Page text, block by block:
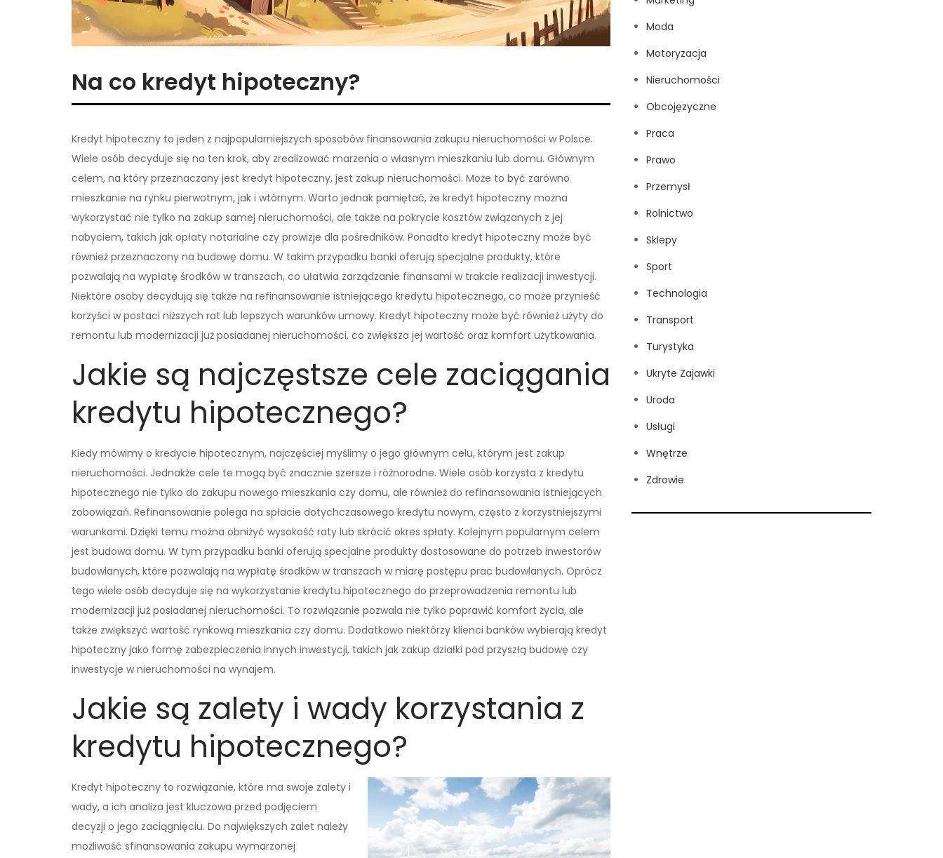
Na co kredyt hipoteczny?
Kredyt hipoteczny to jeden z najpopularniejszych sposobów finansowania zakupu nieruchomości w Polsce.
Wiele osób decyduje się na ten krok, aby zrealizować marzenia o własnym mieszkaniu lub domu. Głównym
celem, na który przeznaczany jest kredyt hipoteczny, jest zakup nieruchomości. Może to być zarówno
mieszkanie na rynku pierwotnym, jak i wtórnym. Warto jednak pamiętać, że kredyt hipoteczny można
wykorzystać nie tylko na zakup samej nieruchomości, ale także na pokrycie kosztów związanych z jej
nabyciem, takich jak opłaty notarialne czy prowizje dla pośredników. Ponadto kredyt hipoteczny może być
również przeznaczony na budowę domu. W takim przypadku banki oferują specjalne produkty, które
pozwalają na wypłatę środków w transzach, co ułatwia zarządzanie finansami w trakcie realizacji inwestycji.
Niektóre osoby decydują się także na refinansowanie istniejącego kredytu hipotecznego, co może przynieść
korzyści w postaci niższych rat lub lepszych warunków umowy. Kredyt hipoteczny może być również użyty do
remontu lub modernizacji już posiadanej nieruchomości, co zwiększa jej wartość oraz komfort użytkowania.
Jakie są najczęstsze cele zaciągania
kredytu hipotecznego?
Kiedy mówimy o kredycie hipotecznym, najczęściej myślimy o jego głównym celu, którym jest zakup
nieruchomości. Jednakże cele te mogą być znacznie szersze i różnorodne. Wiele osób korzysta z kredytu
hipotecznego nie tylko do zakupu nowego mieszkania czy domu, ale również do refinansowania istniejących
zobowiązań. Refinansowanie polega na spłacie dotychczasowego kredytu nowym, często z korzystniejszymi
warunkami. Dzięki temu można obniżyć wysokość raty lub skrócić okres spłaty. Kolejnym popularnym celem
jest budowa domu. W tym przypadku banki oferują specjalne produkty dostosowane do potrzeb inwestorów
budowlanych, które pozwalają na wypłatę środków w transzach w miarę postępu prac budowlanych. Oprócz
tego wiele osób decyduje się na wykorzystanie kredytu hipotecznego do przeprowadzenia remontu lub
modernizacji już posiadanej nieruchomości. To rozwiązanie pozwala nie tylko poprawić komfort życia, ale
także zwiększyć wartość rynkową mieszkania czy domu. Dodatkowo niektórzy klienci banków wybierają kredyt
hipoteczny jako formę zabezpieczenia innych inwestycji, takich jak zakup działki pod przyszłą budowę czy
inwestycje w nieruchomości na wynajem.
Jakie są zalety i wady korzystania z
kredytu hipotecznego?
Kredyt hipoteczny to rozwiązanie, które ma swoje zalety i
wady, a ich analiza jest kluczowa przed podjęciem
decyzji o jego zaciągnięciu. Do największych zalet należy
możliwość sfinansowania zakupu wymarzonej
Moda
Motoryzacja
Nieruchomości
Obcojęzyczne
Praca
Prawo
Przemysł
Rolnictwo
Sklepy
Sport
Technologia
Transport
Turystyka
Ukryte Zajawki
Uroda
Usługi
Wnętrze
Zdrowie